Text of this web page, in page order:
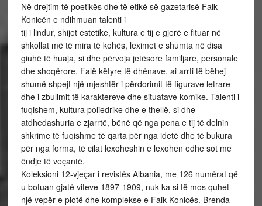
Në drejtim të poetikës dhe të etikë së gazetarisë Faik
Konicën e ndihmuan talenti i
tij i lindur, shijet estetike, kultura e tij e gjerë e fituar në
shkollat më të mira të kohës, leximet e shumta në disa
giuhë të huaja, si dhe përvoja jetësore familjare, personale
dhe shoqërore. Falë këtyre të dhënave, ai arrti të bëhej
shumë shpejt një mjeshtër i përdorimit të figurave letrare
dhe i zbulimit të karaktereve dhe situatave komike. Talenti i
fuqishem, kultura poliedrike dhe e thellë, si dhe
atdhedashuria e zjarrtë, bënë që nga pena e tij të delnin
shkrime të fuqishme të qarta për nga idetë dhe të bukura
për nga forma, të cilat lexoheshin e lexohen edhe sot me
ëndje të veçantë.
Koleksioni 12-vjeçar i revistës Albania, me 126 numërat që
u botuan gjatë viteve 1897-1909, nuk ka si të mos quhet
një vepër e plotë dhe komplekse e Faik Konicës. Brenda